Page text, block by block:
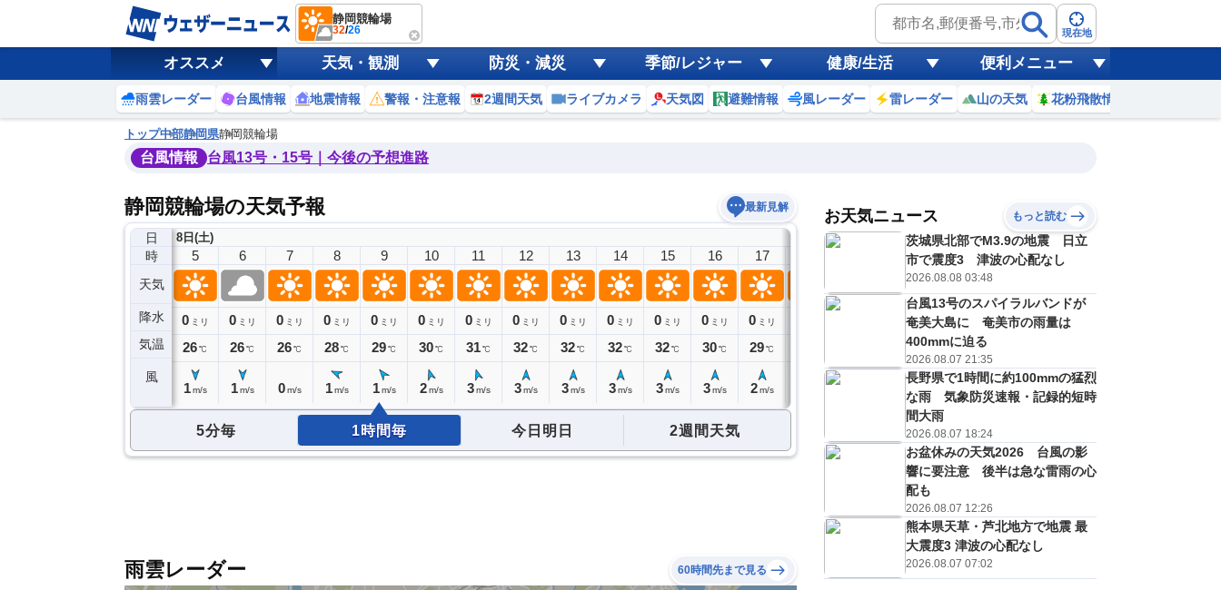
静岡競輪場
32/26 現在地
オススメ 天気・観測 防災・減災 季節/レジャー 健康/生活 便利メニュー
雨雲レーダー 台風情報 地震情報 警報・注意報 2週間天気 ライブカメラ 天気図 避難情報 風レーダー 雷レーダー 山の天気 花粉飛散情報
トップ中部静岡県静岡競輪場
台風情報 台風13号・15号｜今後の予想進路
静岡競輪場の天気予報 最新見解
日
時
天気
降水
気温
風
8日(土)
4
0ミリ
26℃
5
0 ミリ
26℃
1 m/s
6
0 ミリ
26℃
1 m/s
7
0 ミリ
26℃
0 m/s
8
0 ミリ
28℃
1 m/s
9
0 ミリ
29℃
1 m/s
10
0 ミリ
30℃
2 m/s
11
0 ミリ
31℃
3 m/s
12
0 ミリ
32℃
3 m/s
13
0 ミリ
32℃
3 m/s
14
0 ミリ
32℃
3 m/s
15
0 ミリ
32℃
3 m/s
16
0 ミリ
30℃
3 m/s
17
0 ミリ
29℃
2 m/s
20
ミリ
℃
m/s
21
0 ミリ
28℃
1m/s
22
0ミリ
27
1 m/s
23
0ミリ
1m/s
9日(日)
1 m/s
5分毎 1時間毎 今日明日 2週間天気
雨雲レーダー 60時間先まで見る
お天気ニュース もっと読む
茨城県北部でM3.9の地震 日立
市で震度3 津波の心配なし
2026.08.08 03:48
台風13号のスパイラルバンドが
奄美大島に 奄美市の雨量は
400mmに迫る
2026.08.07 21:35
長野県で1時間に約100mmの猛烈
な雨 気象防災速報・記録的短時
間大雨
2026.08.07 18:24
お盆休みの天気2026 台風の影
響に要注意 後半は急な雷雨の心
配も
2026.08.07 12:26
熊本県天草・芦北地方で地震 最
大震度3 津波の心配なし
2026.08.07 07:02